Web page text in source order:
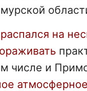
распался на
числе и